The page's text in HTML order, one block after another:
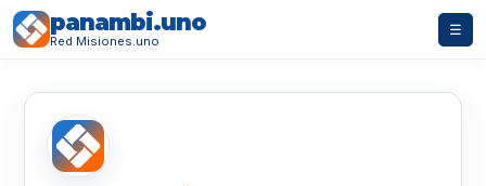
panambi.uno
Red Misiones.uno
☰